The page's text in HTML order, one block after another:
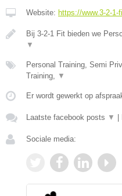
Website: https://www.3-2-1-
Bij 3-2-1 Fit bieden we
▼
Personal Training, Semi
Training, ▼
Er wordt gewerkt op
Laatste facebook posts ▼
Sociale media: